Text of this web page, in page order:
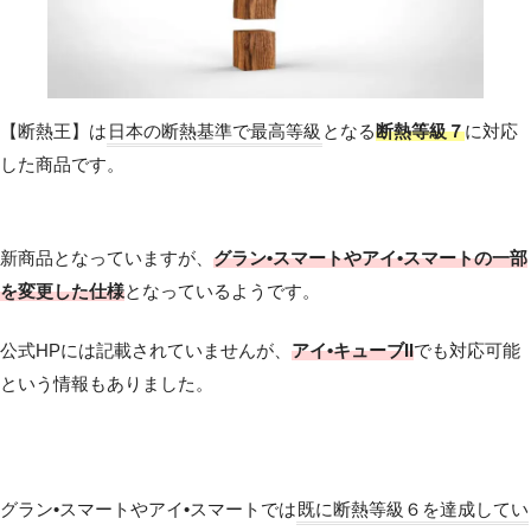
【断熱王】は 日本の断熱基準で最高等級 となる断熱等級７に対応
した商品です。
新商品となっていますが、 グラン•スマートやアイ•スマートの一部
を変更した仕様となっているようです。
公式HPには記載されていませんが、 アイ•キューブIIでも対応可能
という情報もありました。
グラン•スマートやアイ•スマートでは 既に断熱等級６を達成してい